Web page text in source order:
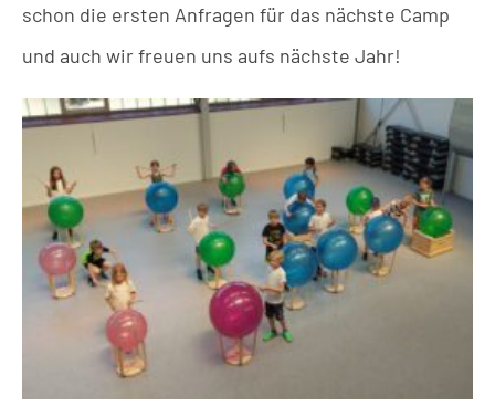
schon die ersten Anfragen für das nächste Camp
und auch wir freuen uns aufs nächste Jahr!